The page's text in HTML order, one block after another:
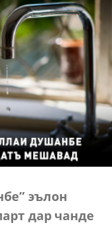
эълон
дар чанде